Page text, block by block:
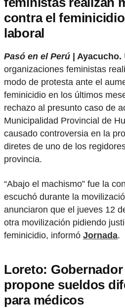
contra el
laboral
Pasó en el Perú | Ayacucho.
organizaciones feministas
modo de protesta ante el
feminicidio en los últimos
rechazo al presunto caso de
Municipalidad Provincial de
causado controversia en la
diretes de uno de los
provincia.
“Abajo el machismo” fue la
escuchó durante la
anunciaron que el jueves 12
otra movilización pidiendo
feminicidio, informó Jornada.
Loreto: Gobernador
propone sueldos
para médicos